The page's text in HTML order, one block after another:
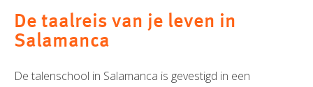
De taalreis van je leven in
Salamanca
De talenschool in Salamanca is gevestigd in een